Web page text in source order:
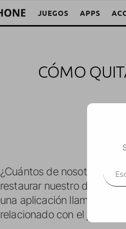
JUEGOS APPS
CÓMO
¿Cuántos de nosotros
restaurar nuestro
una aplicación llamada
relacionado con el